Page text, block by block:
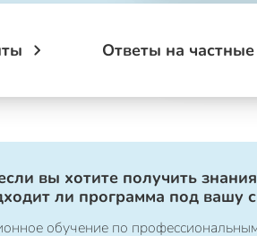
Ответы на
вы хотите получить
ли программа под вашу
обучение по